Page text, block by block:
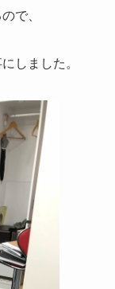
で、
しました。